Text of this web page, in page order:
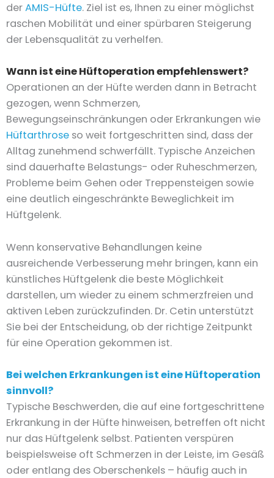
derAMIS-Hüfte. Ziel ist es, Ihnen zu einer möglichst
raschen Mobilität und einer spürbaren Steigerung
der Lebensqualität zu verhelfen.
Wann ist eine Hüftoperation empfehlenswert?
Operationen an der Hüfte werden dann in Betracht
gezogen, wenn Schmerzen,
Bewegungseinschränkungen oder Erkrankungen wie
Hüftarthrose so weit fortgeschritten sind, dass der
Alltag zunehmend schwerfällt. Typische Anzeichen
sind dauerhafte Belastungs- oder Ruheschmerzen,
Probleme beim Gehen oder Treppensteigen sowie
eine deutlich eingeschränkte Beweglichkeit im
Hüftgelenk.
Wenn konservative Behandlungen keine
ausreichende Verbesserung mehr bringen, kann ein
künstliches Hüftgelenk die beste Möglichkeit
darstellen, um wieder zu einem schmerzfreien und
aktiven Leben zurückzufinden. Dr. Cetin unterstützt
Sie bei der Entscheidung, ob der richtige Zeitpunkt
für eine Operation gekommen ist.
Bei welchen Erkrankungen ist eine Hüftoperation
sinnvoll?
Typische Beschwerden, die auf eine fortgeschrittene
Erkrankung in der Hüfte hinweisen, betreffen oft nicht
nur das Hüftgelenk selbst. Patienten verspüren
beispielsweise oft Schmerzen in der Leiste, im Gesäß
oder entlang des Oberschenkels – häufig auch in